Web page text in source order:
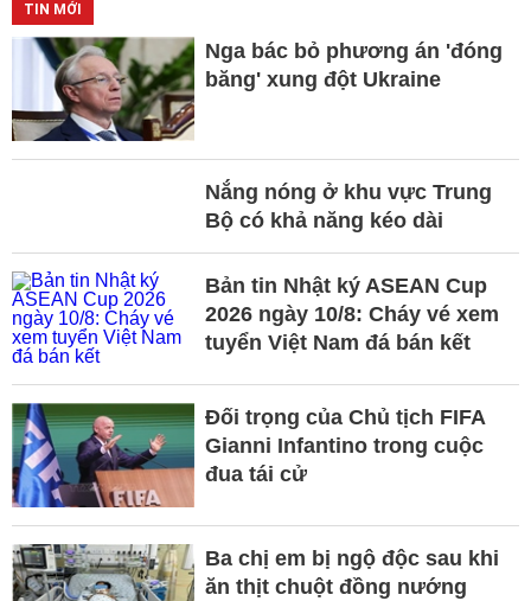
TIN MỚI
Nga bác bỏ phương án 'đóng
băng' xung đột Ukraine
Nắng nóng ở khu vực Trung
Bộ có khả năng kéo dài
Bản tin Nhật ký ASEAN Cup
2026 ngày 10/8: Cháy vé xem
tuyển Việt Nam đá bán kết
Đối trọng của Chủ tịch FIFA
Gianni Infantino trong cuộc
đua tái cử
Ba chị em bị ngộ độc sau khi
ăn thịt chuột đồng nướng